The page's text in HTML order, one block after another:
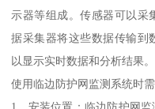
示器等组成。传感器可以采
据采集器将这些数据传输到
以显示实时数据和分析结果。
使用临边防护网监测系统时